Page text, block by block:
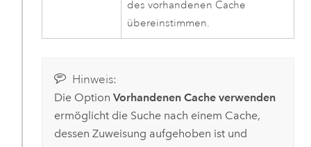
des vorhandenen Cache
übereinstimmen.
Hinweis:
Die Option Vorhandenen Cache verwenden
ermöglicht die Suche nach einem Cache,
dessen Zuweisung aufgehoben ist und